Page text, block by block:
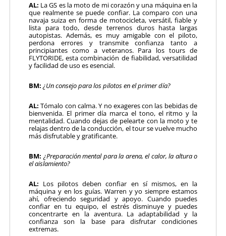
AL: La GS es la moto de mi corazón y una máquina en la
que realmente se puede confiar. La comparo con una
navaja suiza en forma de motocicleta, versátil, fiable y
lista para todo, desde terrenos duros hasta largas
autopistas. Además, es muy amigable con el piloto,
perdona errores y transmite confianza tanto a
principiantes como a veteranos. Para los tours de
FLYTORIDE, esta combinación de fiabilidad, versatilidad
y facilidad de uso es esencial.
BM: ¿Un consejo para los pilotos en el primer día?
AL: Tómalo con calma. Y no exageres con las bebidas de
bienvenida. El primer día marca el tono, el ritmo y la
mentalidad. Cuando dejas de pelearte con la moto y te
relajas dentro de la conducción, el tour se vuelve mucho
más disfrutable y gratificante.
BM: ¿Preparación mental para la arena, el calor, la altura o
el aislamiento?
AL: Los pilotos deben confiar en sí mismos, en la
máquina y en los guías. Warren y yo siempre estamos
ahí, ofreciendo seguridad y apoyo. Cuando puedes
confiar en tu equipo, el estrés disminuye y puedes
concentrarte en la aventura. La adaptabilidad y la
confianza son la base para disfrutar condiciones
extremas.